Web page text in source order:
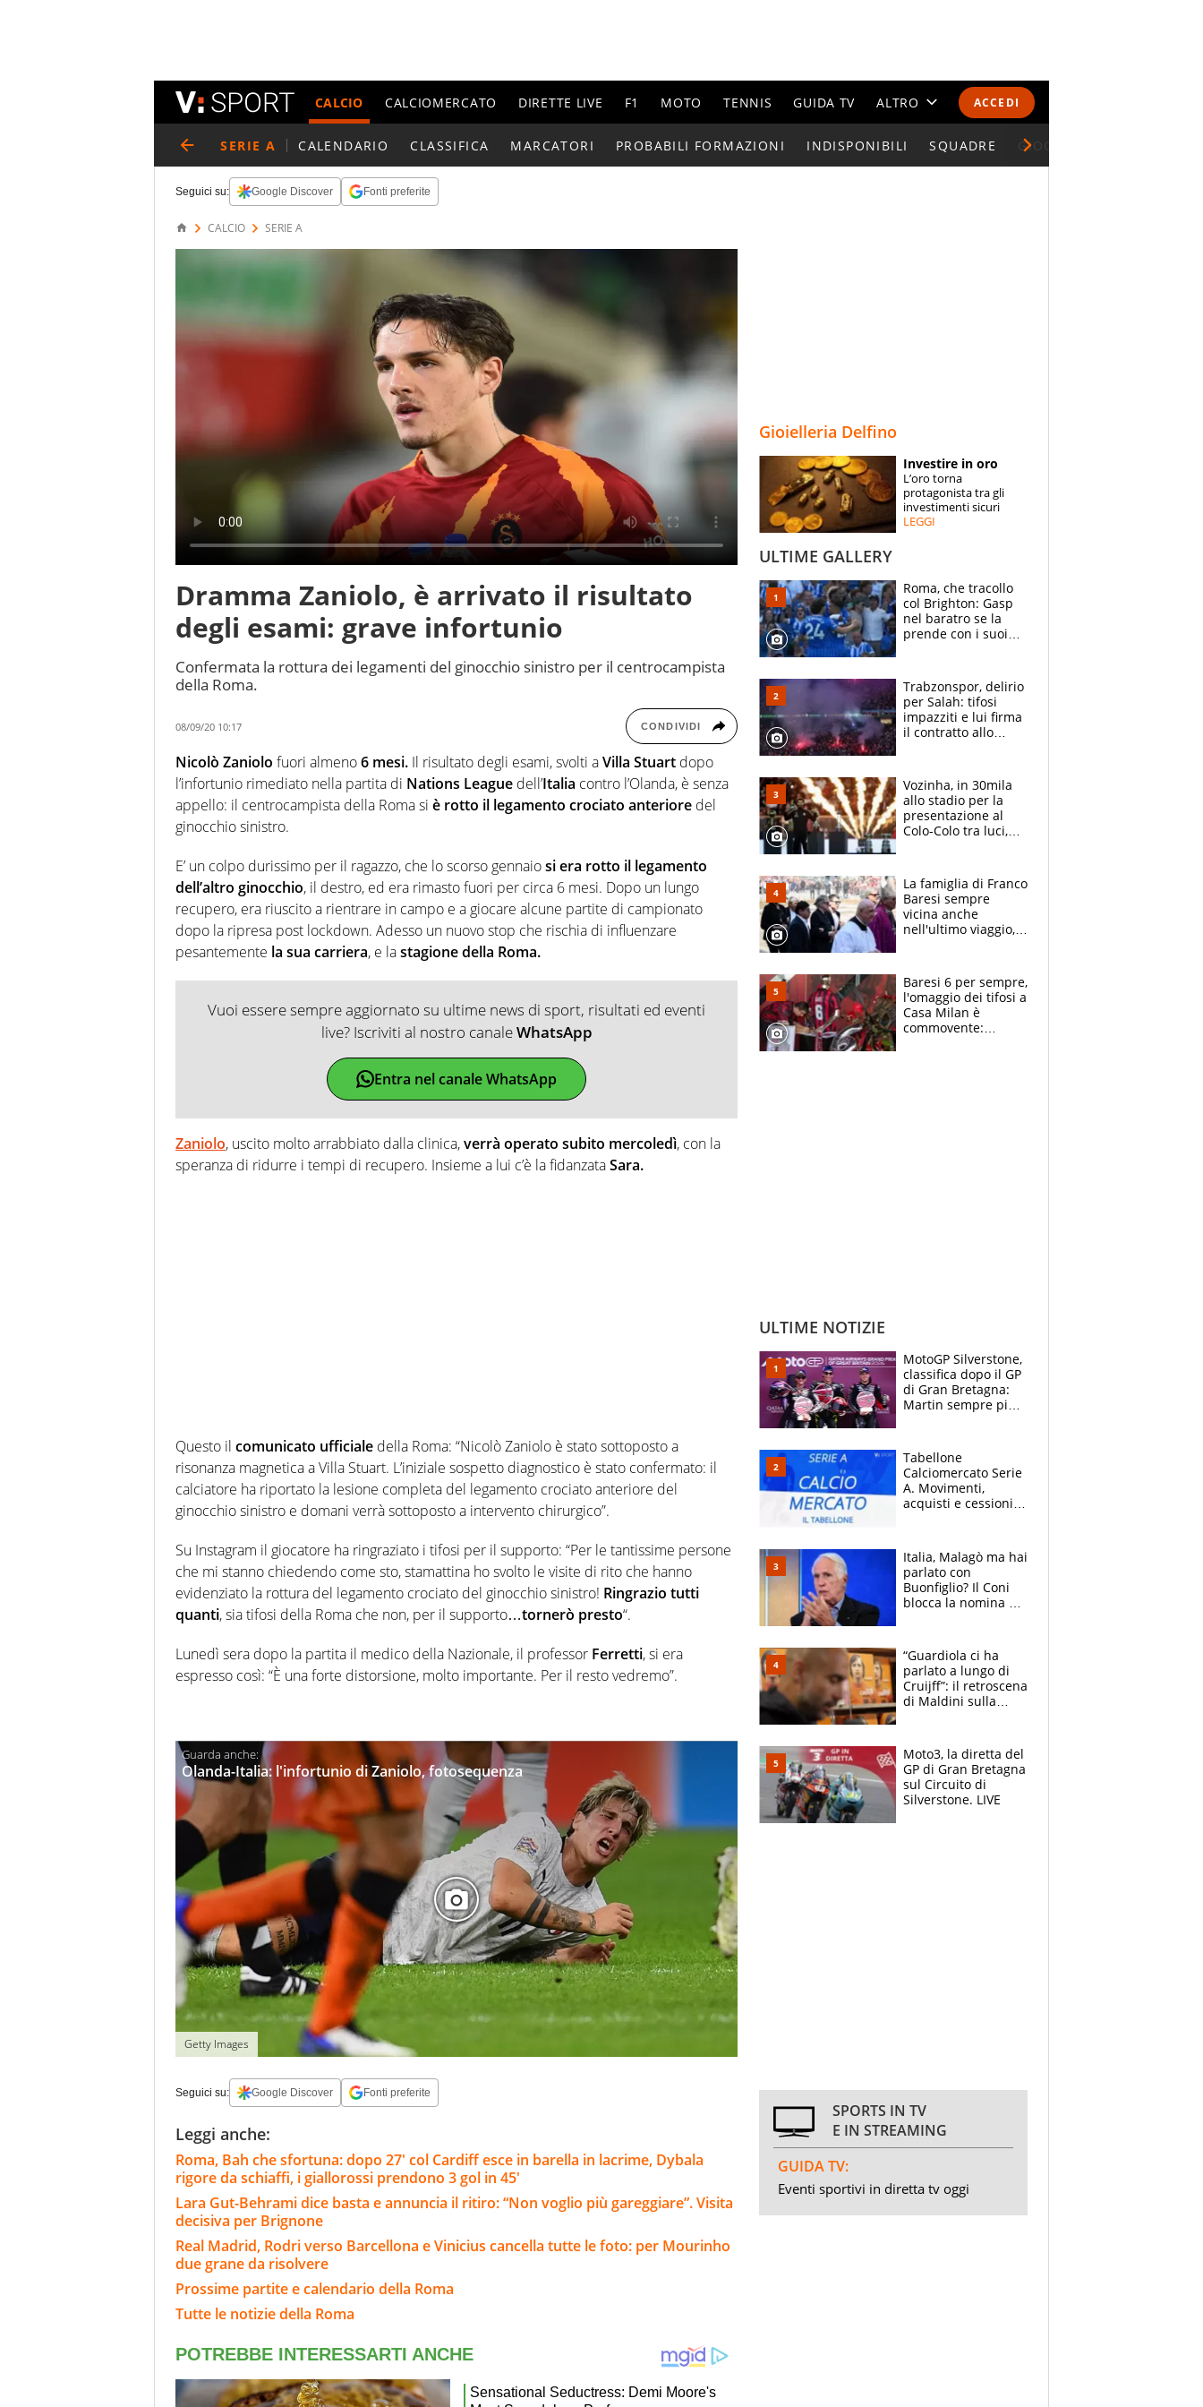
ACCEDI
CALCIO CALCIOMERCATO DIRETTE LIVE F1 MOTO TENNIS GUIDA TV ALTRO
CALENDARI E CLASSIFICHE
ESPERTI
CONTATTI
SERIE A CALENDARIO CLASSIFICA MARCATORI PROBABILI FORMAZIONI INDISPONIBILI SQUADRE GIOCATORI SERIE A
Seguici su: Google Discover Fonti preferite
CALCIO SERIE A
Dramma Zaniolo, è arrivato il risultato
degli esami: grave infortunio
Confermata la rottura dei legamenti del ginocchio sinistro per il centrocampista
della Roma.
08/09/20 10:17 CONDIVIDI
Nicolò Zaniolo fuori almeno6 mesi. Il risultato degli esami, svolti aVilla Stuart dopo
l’infortunio rimediato nella partita di Nations League dell’Italia contro l’Olanda, è senza
appello: il centrocampista della Roma si è rotto il legamento crociato anteriore del
ginocchio sinistro.
E’ un colpo durissimo per il ragazzo, che lo scorso gennaiosi era rotto il legamento
dell’altro ginocchio, il destro, ed era rimasto fuori per circa 6 mesi. Dopo un lungo
recupero, era riuscito a rientrare in campo e a giocare alcune partite di campionato
dopo la ripresa post lockdown. Adesso un nuovo stop che rischia di influenzare
pesantemente la sua carriera, e lastagione della Roma.
Vuoi essere sempre aggiornato su ultime news di sport, risultati ed eventi
live? Iscriviti al nostro canaleWhatsApp
Entra nel canale WhatsApp
Zaniolo, uscito molto arrabbiato dalla clinica,verrà operato subito mercoledì, con la
speranza di ridurre i tempi di recupero. Insieme a lui c’è la fidanzataSara.
Questo il comunicato ufficiale della Roma: “Nicolò Zaniolo è stato sottoposto a
risonanza magnetica a Villa Stuart. L’iniziale sospetto diagnostico è stato confermato: il
calciatore ha riportato la lesione completa del legamento crociato anteriore del
ginocchio sinistro e domani verrà sottoposto a intervento chirurgico”.
Su Instagram il giocatore ha ringraziato i tifosi per il supporto: “Per le tantissime persone
che mi stanno chiedendo come sto, stamattina ho svolto le visite di rito che hanno
evidenziato la rottura del legamento crociato del ginocchio sinistro! Ringrazio tutti
quanti, sia tifosi della Roma che non, per il supporto…tornerò presto“.
Lunedì sera dopo la partita il medico della Nazionale, il professor Ferretti, si era
espresso così: “È una forte distorsione, molto importante. Per il resto vedremo”.
Olanda-Italia: l'infortunio di Zaniolo, fotosequenza
Getty Images
Seguici su: Google Discover Fonti preferite
Leggi anche:
Roma, Bah che sfortuna: dopo 27' col Cardiff esce in barella in lacrime, Dybala
rigore da schiaffi, i giallorossi prendono 3 gol in 45'
Lara Gut-Behrami dice basta e annuncia il ritiro: “Non voglio più gareggiare”. Visita
decisiva per Brignone
Real Madrid, Rodri verso Barcellona e Vinicius cancella tutte le foto: per Mourinho
due grane da risolvere
Prossime partite e calendario della Roma
Tutte le notizie della Roma
Gioielleria Delfino
Investire in oro
L’oro torna
protagonista tra gli
investimenti sicuri
LEGGI
ULTIME GALLERY
Roma, che tracollo
col Brighton: Gasp
nel baratro se la
prende con i suoi
Trabzonspor, delirio
per Salah: tifosi
impazziti e lui firma
il contratto allo
Vozinha, in 30mila
allo stadio per la
presentazione al
Colo-Colo tra luci,
La famiglia di Franco
Baresi sempre
vicina anche
nell'ultimo viaggio,
circondati
dall'affetto dei tifosi
Baresi 6 per sempre,
l'omaggio dei tifosi a
Casa Milan è
commovente:
ULTIME NOTIZIE
MotoGP Silverstone,
classifica dopo il GP
di Gran Bretagna:
Martin sempre più
Tabellone
Calciomercato Serie
A. Movimenti,
acquisti e cessioni:
Italia, Malagò ma hai
parlato con
Buonfiglio? Il Coni
blocca la nomina di
“Guardiola ci ha
parlato a lungo di
Cruijff”: il retroscena
di Maldini sulla
Moto3, la diretta del
GP di Gran Bretagna
sul Circuito di
Silverstone. LIVE
SPORTS IN TV
E IN STREAMING
GUIDA TV:
Eventi sportivi in diretta tv oggi